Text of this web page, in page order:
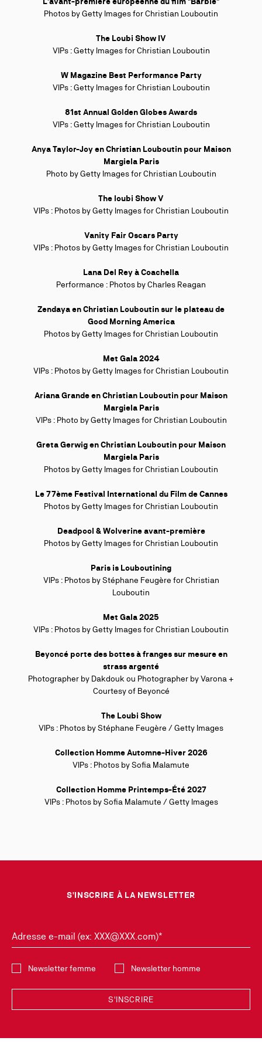
Photos by Getty Images for Christian Louboutin
The Loubi Show IV
VIPs :Getty Images for Christian Louboutin
W Magazine Best Performance Party
VIPs :Getty Images for Christian Louboutin
81st Annual Golden Globes Awards
VIPs :Getty Images for Christian Louboutin
Anya Taylor-Joy en Christian Louboutin pour Maison
Margiela Paris
Photo by Getty Images for Christian Louboutin
The loubi Show V
VIPs : Photos by Getty Images for Christian Louboutin
Vanity Fair Oscars Party
VIPs : Photos by Getty Images for Christian Louboutin
Lana Del Rey à Coachella
Performance : Photos by Charles Reagan
Zendaya en Christian Louboutin sur le plateau de
Good Morning America
Photos by Getty Images for Christian Louboutin
Met Gala 2024
VIPs : Photos by Getty Images for Christian Louboutin
Ariana Grande en Christian Louboutin pour Maison
Margiela Paris
VIPs : Photo by Getty Images for Christian Louboutin
Greta Gerwig en Christian Louboutin pour Maison
Margiela Paris
Photos by Getty Images for Christian Louboutin
Le 77ème Festival International du Film de Cannes
Photos by Getty Images for Christian Louboutin
Deadpool & Wolverine avant-première
Photos by Getty Images for Christian Louboutin
Paris is Louboutining
VIPs : Photos by Stéphane Feugère for Christian
Louboutin
Met Gala 2025
VIPs : Photos by Getty Images for Christian Louboutin
Beyoncé porte des bottes à franges sur mesure en
strass argenté
Photographer by Dakdouk ou Photographer by Varona +
Courtesy of Beyoncé
The Loubi Show
VIPs : Photos byStéphane Feugère / Getty Images
Collection Homme Automne-Hiver 2026
VIPs : Photos bySofia Malamute
Collection Homme Printemps-Été 2027
VIPs : Photos by Sofia Malamute / Getty Images
S'INSCRIRE À LA NEWSLETTER
Adresse e-mail (ex: XXX@XXX.com)*
Newsletter femme
Newsletter homme
S'INSCRIRE
en vous inscrivant à notre Newsletter. Vous pourrez vous désinscrire